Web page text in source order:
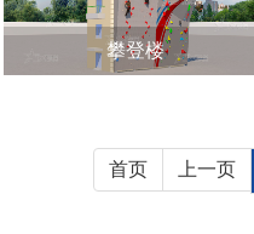
攀登楼
首页 上一页